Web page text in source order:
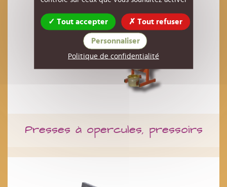
Presses à opercules, pressoirs
Tout accepter Tout refuser
Personnaliser
Politique de confidentialité